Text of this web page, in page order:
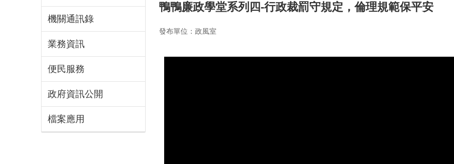
機關通訊錄
業務資訊
便民服務
政府資訊公開
檔案應用
鴨鴨廉政學堂系列四-行政裁罰守規定，倫理規範保平安
發布單位：政風室